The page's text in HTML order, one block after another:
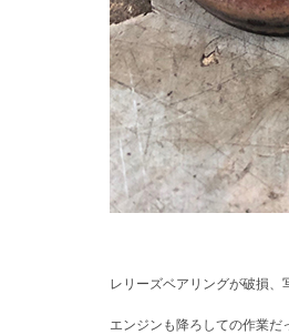
レリーズベアリングが破損、
エンジンも降ろしての作業だ